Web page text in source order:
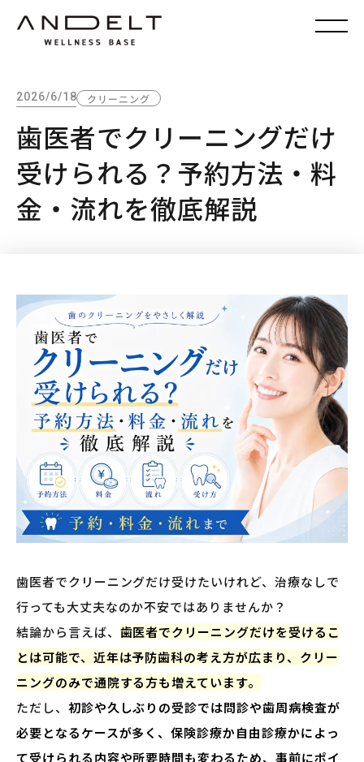
2026/6/18 クリーニング
歯医者でクリーニングだけ
受けられる？予約方法・料
金・流れを徹底解説
歯医者でクリーニングだけ受けたいけれど、治療なしで
行っても大丈夫なのか不安ではありませんか？
結論から言えば、 歯医者でクリーニングだけを受けるこ
とは可能で、近年は予防歯科の考え方が広まり、クリー
ニングのみで通院する方も増えています。
ただし、 初診や久しぶりの受診では問診や歯周病検査が
必要となるケースが多く、保険診療か自由診療かによっ
て受けられる内容や所要時間も変わるため、事前にポイ